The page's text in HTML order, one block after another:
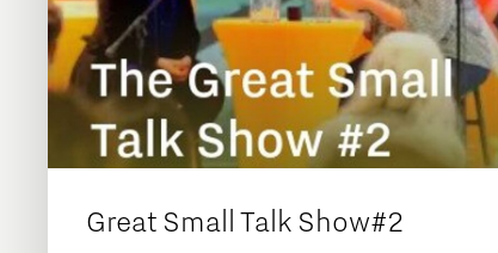
Great Small Talk Show#2